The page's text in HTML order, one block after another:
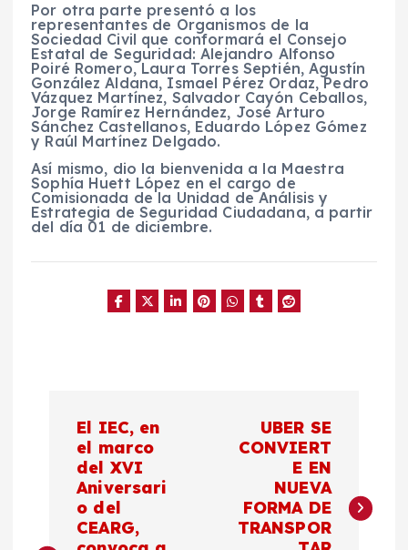
Por otra parte presentó a los
representantes de Organismos de la
Sociedad Civil que conformará el Consejo
Estatal de Seguridad: Alejandro Alfonso
Poiré Romero, Laura Torres Septién, Agustín
González Aldana, Ismael Pérez Ordaz, Pedro
Vázquez Martínez, Salvador Cayón Ceballos,
Jorge Ramírez Hernández, José Arturo
Sánchez Castellanos, Eduardo López Gómez
y Raúl Martínez Delgado.
Así mismo, dio la bienvenida a la Maestra
Sophía Huett López en el cargo de
Comisionada de la Unidad de Análisis y
Estrategia de Seguridad Ciudadana, a partir
del día 01 de diciembre.
El IEC, en
el marco
del XVI
Aniversari
o del
CEARG,
UBER SE
CONVIERT
E EN
NUEVA
FORMA DE
TRANSPOR